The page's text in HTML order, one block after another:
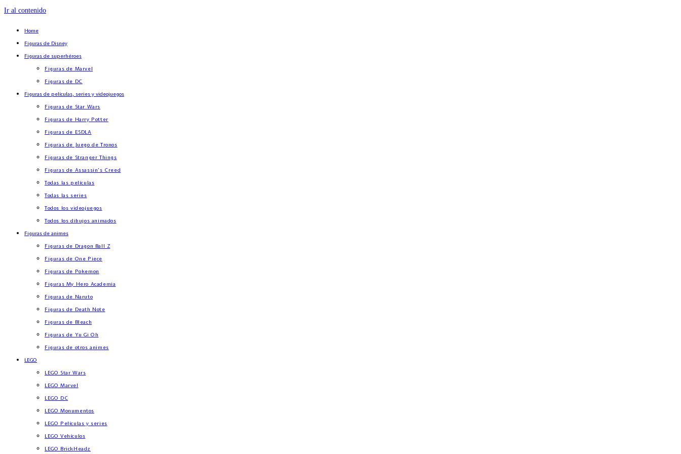
Ir al contenido
Home
Figuras de Disney
Figuras de superhéroes
Figuras de Marvel
Figuras de DC
Figuras de películas, series y videojuegos
Figuras de Star Wars
Figuras de Harry Potter
Figuras de ESDLA
Figuras de Juego de Tronos
Figuras de Stranger Things
Figuras de Assassin’s Creed
Todas las películas
Todas las series
Todos los videojuegos
Todos los dibujos animados
Figuras de animes
Figuras de Dragon Ball Z
Figuras de One Piece
Figuras de Pokemon
Figuras My Hero Academia
Figuras de Naruto
Figuras de Death Note
Figuras de Bleach
Figuras de Yu Gi Oh
Figuras de otros animes
LEGO
LEGO Star Wars
LEGO Marvel
LEGO DC
LEGO Monumentos
LEGO Películas y series
LEGO Vehículos
LEGO BrickHeadz